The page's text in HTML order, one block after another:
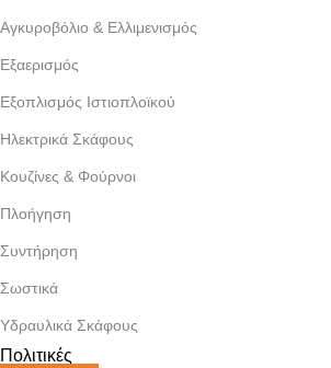
Αγκυροβόλιο & Ελλιμενισμός
Εξαερισμός
Εξοπλισμός Ιστιοπλοϊκού
Ηλεκτρικά Σκάφους
Κουζίνες & Φούρνοι
Πλοήγηση
Συντήρηση
Σωστικά
Υδραυλικά Σκάφους
Πολιτικές